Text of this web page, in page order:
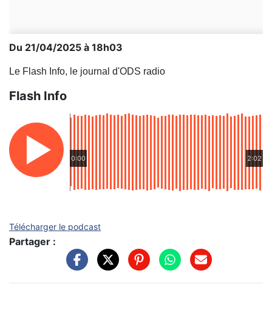
Du 21/04/2025 à 18h03
Le Flash Info, le journal d'ODS radio
Flash Info
0:00 2:02
Télécharger le podcast
Partager :